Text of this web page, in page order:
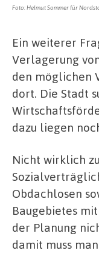
Foto: Helmut Sommer für
Ein weiterer
Verlagerung
den möglichen
dort. Die Stadt
dazu liegen
Nicht wirklich
Obdachlosen
Baugebietes
der Planung
damit muss